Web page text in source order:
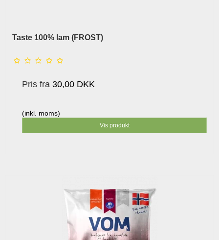
Taste 100% lam (FROST)
Pris fra 30,00 DKK
(inkl. moms)
Vis produkt